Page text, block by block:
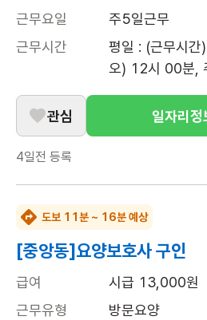
근무요일
주5일근무
근무시간
평일 : (근무시
오) 12시 00분,
관심 일자리정
4일전 등록
도보 11분 ~ 16분 예상
[중앙동]요양보호사 구인
급여
시급 13,000원
근무유형
방문요양